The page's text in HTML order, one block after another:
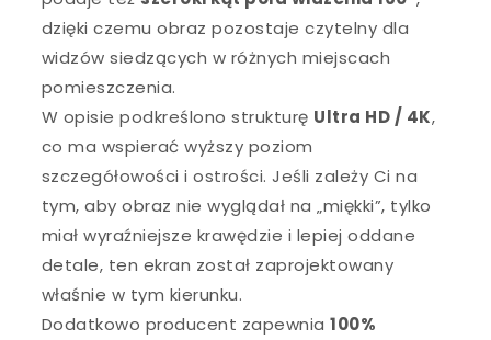
dzięki czemu obraz pozostaje czytelny dla
widzów siedzących w różnych miejscach
pomieszczenia.
W opisie podkreślono strukturę Ultra HD / 4K,
co ma wspierać wyższy poziom
szczegółowości i ostrości. Jeśli zależy Ci na
tym, aby obraz nie wyglądał na „miękki”, tylko
miał wyraźniejsze krawędzie i lepiej oddane
detale, ten ekran został zaprojektowany
właśnie w tym kierunku.
Dodatkowo producent zapewnia100%